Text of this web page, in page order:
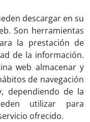
descargar en su
Son herramientas
la prestación de
de la información.
web almacenar y
de navegación
dependiendo de la
utilizar para
ofrecido.